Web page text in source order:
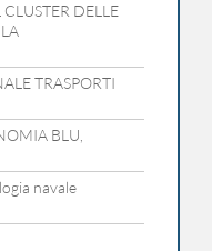
DELLE
TRASPORTI
BLU,
navale